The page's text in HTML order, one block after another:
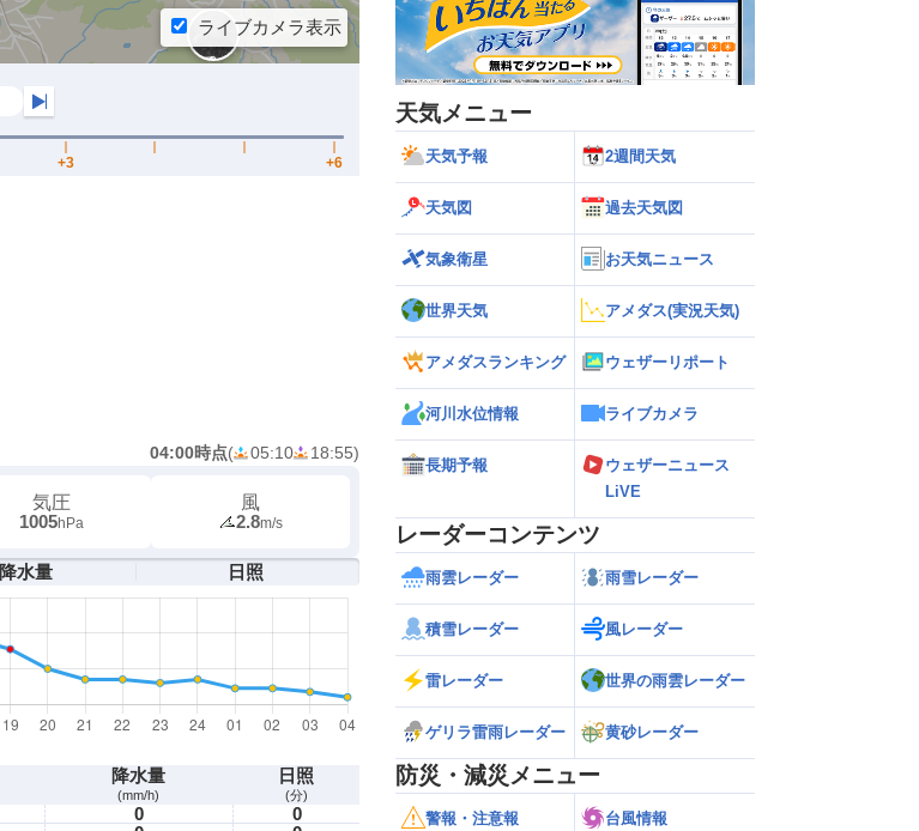
04:00時点( 05:10 18:55)
気圧
1005hPa
風
2.8m/s
降水量 日照
降水量
(mm/h)
日照
(分)
0
0
天気メニュー
天気予報 2週間天気
天気図 過去天気図
気象衛星 お天気ニュース
世界天気 アメダス(実況天気)
アメダスランキング ウェザーリポート
河川水位情報 ライブカメラ
長期予報
ウェザーニュース
LiVE
レーダーコンテンツ
雨雲レーダー 雨雪レーダー
積雪レーダー 風レーダー
雷レーダー 世界の雨雲レーダー
ゲリラ雷雨レーダー 黄砂レーダー
防災・減災メニュー
警報・注意報 台風情報